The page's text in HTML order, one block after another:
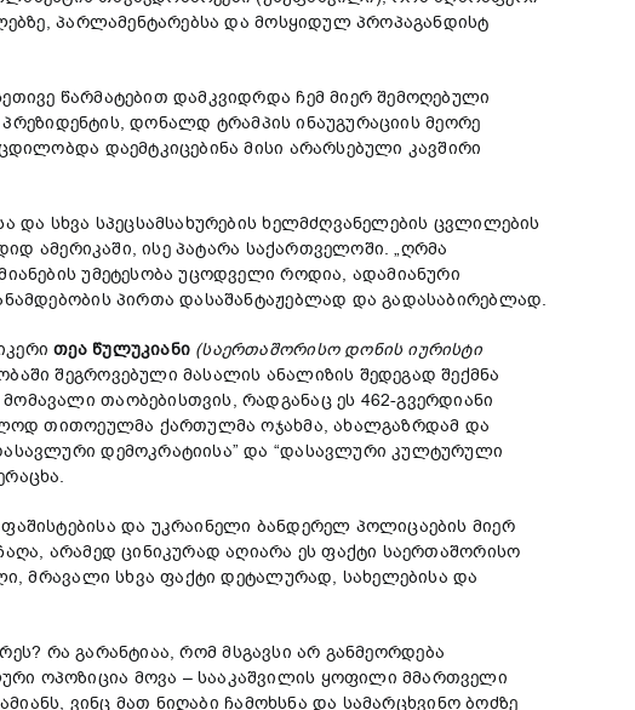
პარლამენტარებსა და მოსყიდულ პროპაგანდისტ
წარმატებით დამკვიდრდა ჩემ მიერ შემოღებული
დონალდ ტრამპის ინაუგურაციის მეორე
დაემტკიცებინა მისი არარსებული კავშირი
სხვა სპეცსამსახურების ხელმძღვანელების ცვლილების
ამერიკაში, ისე პატარა საქართველოში. „ღრმა
უმეტესობა უცოდველი როდია, ადამიანური
პირთა დასაშანტაჟებლად და გადასაბირებლად.
თეა წულუკიანი (საერთაშორისო დონის იურისტი
შეგროვებული მასალის ანალიზის შედეგად შექმნა
თაობებისთვის, რადგანაც ეს 462-გვერდიანი
თითოეულმა ქართულმა ოჯახმა, ახალგაზრდამ და
დემოკრატიისა” და “დასავლური კულტურული
და უკრაინელი ბანდერელ პოლიცაების მიერ
არამედ ცინიკურად აღიარა ეს ფაქტი საერთაშორისო
მრავალი სხვა ფაქტი დეტალურად, სახელებისა და
რა გარანტიაა, რომ მსგავსი არ განმეორდება
ოპოზიცია მოვა – სააკაშვილის ყოფილი მმართველი
ვინც მათ ნიღაბი ჩამოხსნა და სამარცხვინო ბოძზე